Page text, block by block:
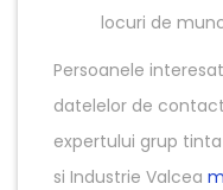
locuri de
Persoanele
datelelor de
expertului grup
si Industrie Valcea